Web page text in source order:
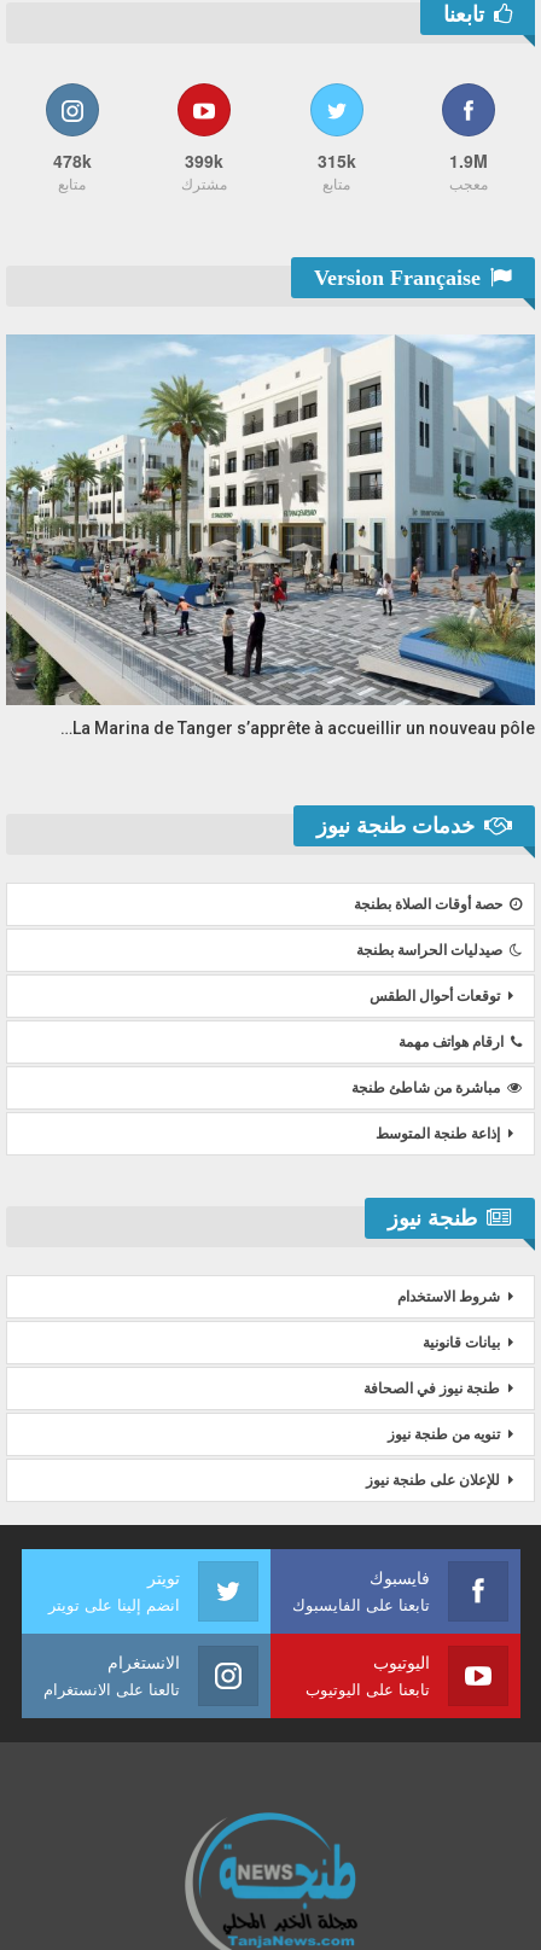
تابعنا
1.9M
معجب
315k
متابع
399k
مشترك
478k
متابع
La Marina de Tanger s’apprête à accueillir un nouveau pôle…
خدمات طنجة نيوز
حصة أوقات الصلاة بطنجة
صيدليات الحراسة بطنجة
توقعات أحوال الطقس
ارقام هواتف مهمة
مباشرة من شاطئ طنجة
إذاعة طنجة المتوسط
طنجة نيوز
شروط الاستخدام
بيانات قانونية
طنجة نيوز في الصحافة
تنويه من طنجة نيوز
للإعلان على طنجة نيوز
فايسبوك
تابعنا على الفايسبوك
تويتر
انضم إلينا على تويتر
اليوتيوب
تابعنا على اليوتيوب
الانستغرام
تالعنا على الانستغرام